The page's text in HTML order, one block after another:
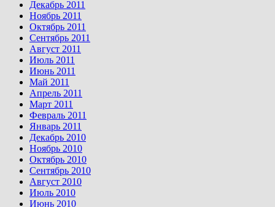
Декабрь 2011
Ноябрь 2011
Октябрь 2011
Сентябрь 2011
Август 2011
Июль 2011
Июнь 2011
Май 2011
Апрель 2011
Март 2011
Февраль 2011
Январь 2011
Декабрь 2010
Ноябрь 2010
Октябрь 2010
Сентябрь 2010
Август 2010
Июль 2010
Июнь 2010